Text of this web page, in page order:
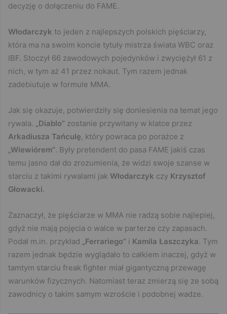
decyzję o dołączeniu do FAME.
Włodarczyk to jeden z najlepszych polskich pięściarzy,
która ma na swoim koncie tytuły mistrza świata WBC oraz
IBF. Stoczył 66 zawodowych pojedynków i zwyciężył 61 z
nich, w tym aż 41 przez nokaut. Tym razem jednak
zadebiutuje w formule MMA.
Jak się okazuje, potwierdziły się doniesienia na temat jego
rywala.
„Diablo” zostanie przywitany w klatce przez
Arkadiusza Tańculę, który powraca po porażce z
„Wiewiórem”. Były pretendent do pasa FAME jakiś czas
temu jasno dał do zrozumienia, że widzi swoje szanse w
starciu z takimi rywalami jak Włodarczyk czy Krzysztof
Głowacki.
Zaznaczył, że pięściarze w MMA nie radzą sobie najlepiej,
gdyż nie mają pojęcia o walce w parterze czy zapasach.
Podał m.in. przykład
„Ferrariego” i Kamila Łaszczyka. Tym
razem jednak będzie wyglądało to całkiem inaczej, gdyż w
tamtym starciu freak fighter miał gigantyczną przewagę
warunków fizycznych. Natomiast teraz zmierzą się ze sobą
zawodnicy o takim samym wzroście i podobnej wadze.